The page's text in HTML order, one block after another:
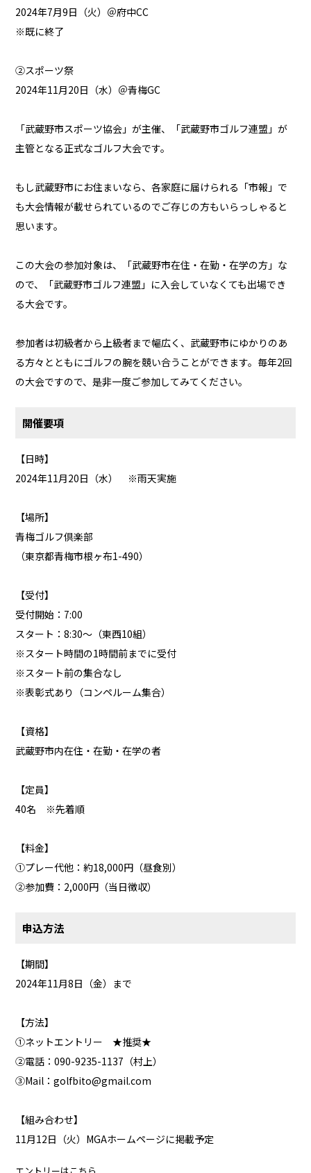
2024年7月9日（火）＠府中CC
※既に終了
②スポーツ祭
2024年11月20日（水）＠青梅GC
「武蔵野市スポーツ協会」が主催、「武蔵野市ゴルフ連盟」が
主管となる正式なゴルフ大会です。
もし武蔵野市にお住まいなら、各家庭に届けられる「市報」で
も大会情報が載せられているのでご存じの方もいらっしゃると
思います。
この大会の参加対象は、「武蔵野市在住・在勤・在学の方」な
ので、「武蔵野市ゴルフ連盟」に入会していなくても出場でき
る大会です。
参加者は初級者から上級者まで幅広く、武蔵野市にゆかりのあ
る方々とともにゴルフの腕を競い合うことができます。毎年2回
の大会ですので、是非一度ご参加してみてください。
開催要項
【日時】
2024年11月20日（水） ※雨天実施
【場所】
青梅ゴルフ倶楽部
（東京都青梅市根ヶ布1-490）
【受付】
受付開始：7:00
スタート：8:30～（東西10組）
※スタート時間の1時間前までに受付
※スタート前の集合なし
※表彰式あり（コンペルーム集合）
【資格】
武蔵野市内在住・在勤・在学の者
【定員】
40名 ※先着順
【料金】
①プレー代他：約18,000円（昼食別）
②参加費：2,000円（当日徴収）
申込方法
【期間】
2024年11月8日（金）まで
【方法】
①ネットエントリー ★推奨★
②電話：090-9235-1137（村上）
③Mail：golfbito@gmail.com
【組み合わせ】
11月12日（火）MGAホームページに掲載予定